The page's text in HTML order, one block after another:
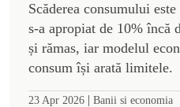
Scăderea consumului
s-a apropiat de 10% încă
și rămas, iar modelul
consum își arată limitele.
23 Apr 2026 | Banii si economia